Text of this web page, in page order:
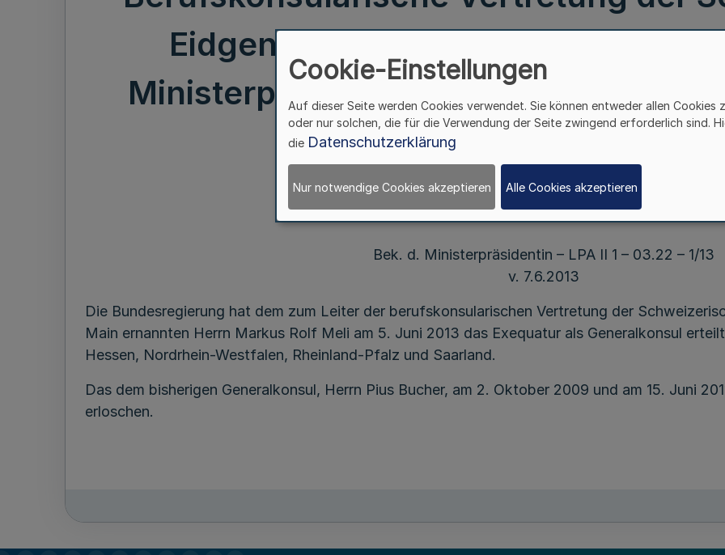
Eidgenossenschaft in Frankfurt am
Ministerpräsidentin – LPA II 1 – 03.22 –
Berufskonsularische Vertretung
der Schweizerischen Eidgenossenschaft in Frankfurt am
Bek. d. Ministerpräsidentin – LPA II 1 – 03.22 – 1/13
v. 7.6.2013
Die Bundesregierung hat dem zum Leiter der berufskonsularischen Vertretung der
Main ernannten Herrn Markus Rolf Meli am 5. Juni 2013 das Exequatur als Generalkonsul
Hessen, Nordrhein-Westfalen, Rheinland-Pfalz und Saarland.
Das dem bisherigen Generalkonsul, Herrn Pius Bucher, am 2. Oktober 2009 und am 15. Juni
erloschen.
Cookie-Einstellungen
Auf dieser Seite werden Cookies verwendet. Sie können entweder allen Cookies
oder nur solchen, die für die Verwendung der Seite zwingend erforderlich sind.
die Datenschutzerklärung
Nur notwendige Cookies akzeptieren Alle Cookies akzeptieren